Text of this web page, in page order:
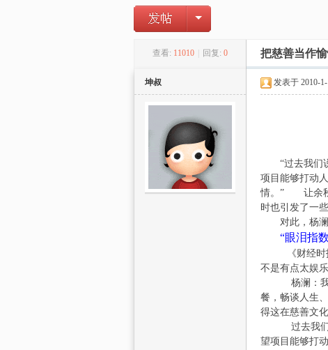
› ›
查看: 11010 回复: 0 把慈善当作
坤叔 发表于 2010-1-
“过去我们说
项目能够打动
情。” 让余秋
时也引发了一些
对此，杨澜
“眼泪指
《财经时报
不是有点太娱
杨澜：我们
餐，畅谈人生
得这在慈善文
过去我们说
望项目能够打